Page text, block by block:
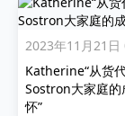
2023年11月21日
Katherine“从货
Sostron大家庭的
怀”